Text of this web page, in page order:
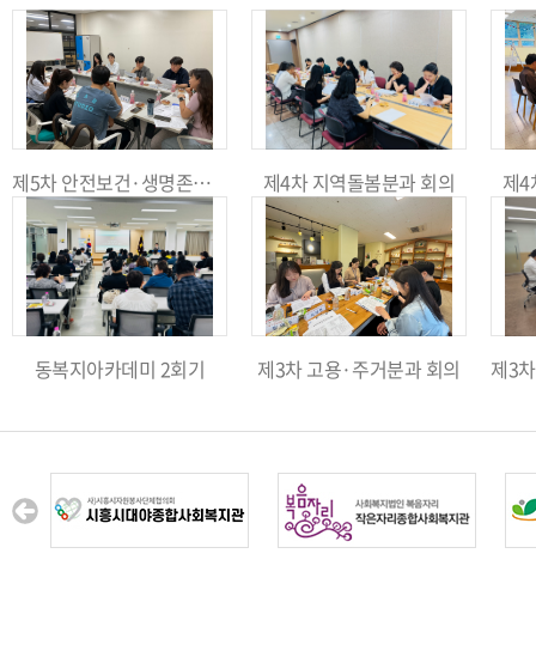
제5차 안전보건·생명존중분과 회의 제4차 지역돌봄분과 회의 제4
동복지아카데미 2회기 제3차 고용·주거분과 회의